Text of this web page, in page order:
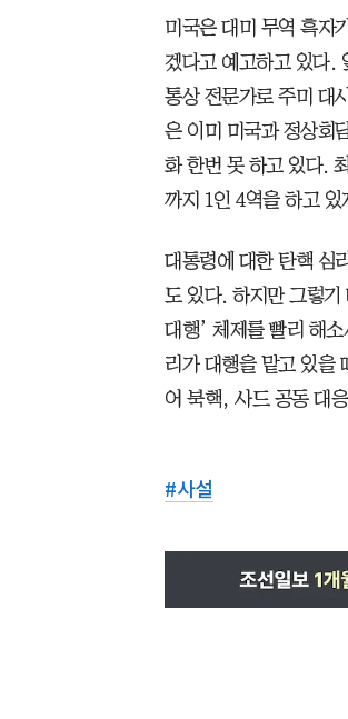
미국은 대미 무역 흑자
겠다고 예고하고 있다.
통상 전문가로 주미 대
은 이미 미국과 정상회
화 한번 못 하고 있다.
까지 1인 4역을 하고
대통령에 대한 탄핵 심
도 있다. 하지만 그렇기
대행’ 체제를 빨리 해
리가 대행을 맡고 있을
어 북핵, 사드 공동 대
#사설